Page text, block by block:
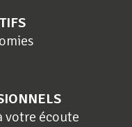
votre écoute